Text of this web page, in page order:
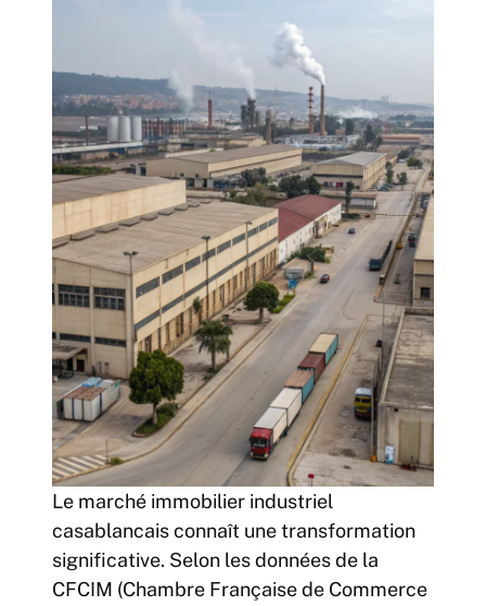
Le marché immobilier industriel
casablancais connaît une transformation
significative. Selon les données de la
CFCIM (Chambre Française de Commerce